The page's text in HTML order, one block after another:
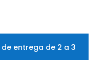
entrega de 2 a 3